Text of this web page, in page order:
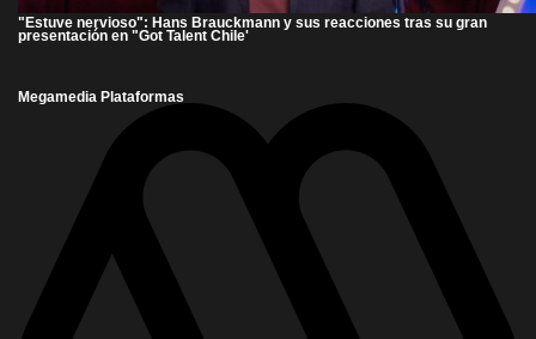
"Estuve nervioso": Hans Brauckmann y sus reacciones tras su gran
presentación en "Got Talent Chile'
Megamedia Plataformas